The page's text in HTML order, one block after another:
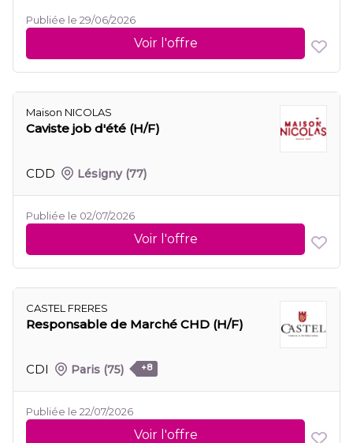
Publiée le 29/06/2026
Voir l'offre
Maison NICOLAS
Caviste job d'été (H/F)
CDD Lésigny (77)
Publiée le 02/07/2026
Voir l'offre
CASTEL FRERES
Responsable de Marché CHD (H/F)
CDI Paris (75) +8
Publiée le 22/07/2026
Voir l'offre